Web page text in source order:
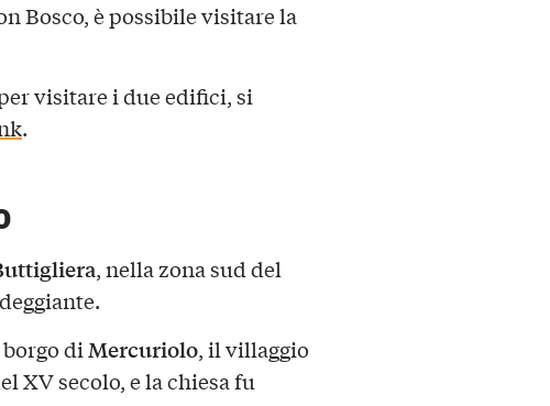
Bosco, è possibile visitare la
visitare i due edifici, si
.
, nella zona sud del
diMercuriolo, il villaggio
XV secolo, e la chiesa fu